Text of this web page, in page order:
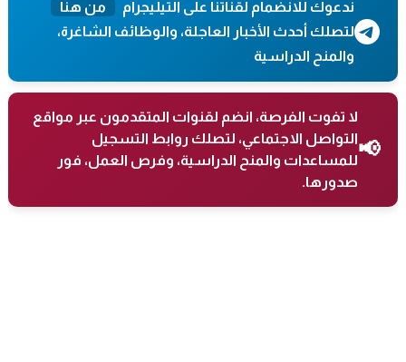
ندعوك للانضمام لقناتنا على التيليجرام
من هنا
لتصلك أحدث الأخبار العاجلة، والوظائف الشاغرة،
والمنح الدراسية
📢
لا تفوت الفرصة، انضم لقنوات المتقدمون عبر مواقع
التواصل الاجتماعي، لتصلك روابط التسجيل
للمساعدات والمنح الدراسية، وفرص العمل، فور
صدورها.